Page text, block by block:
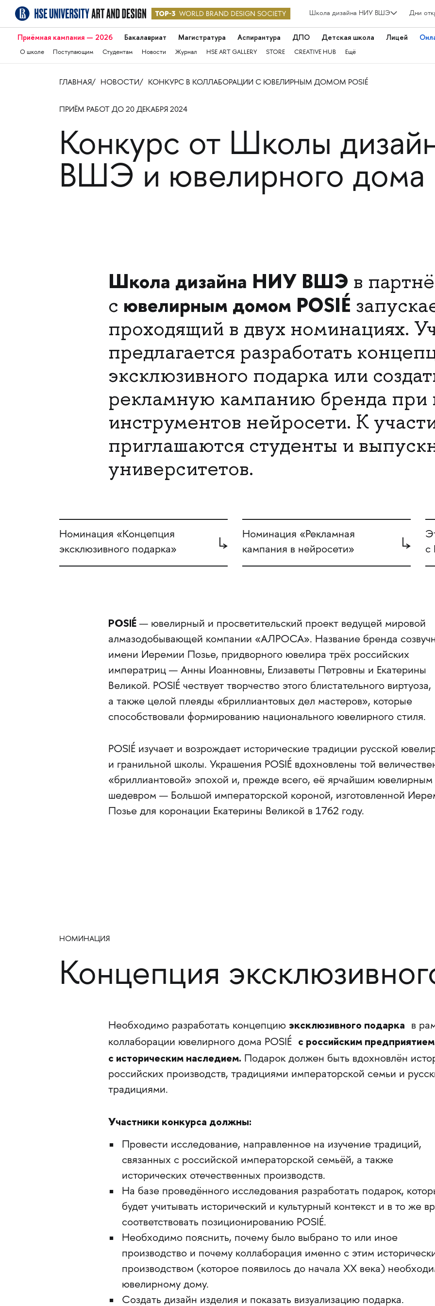
Школа дизайна НИУ ВШЭ Дни
Приёмная кампания — 2026 Бакалавриат Магистратура Аспирантура ДПО Детская школа Лицей
О школе Поступающим Студентам Новости Журнал HSE ART GALLERY STORE CREATIVE HUB Ещё
ГЛАВНАЯ НОВОСТИ КОНКУРС В КОЛЛАБОРАЦИИ С ЮВЕЛИРНЫМ ДОМОМ POSIÉ
ПРИЁМ РАБОТ ДО 20 ДЕКАБРЯ 2024
Конкурс от Школы
ВШЭ и ювелирного дома
Школа дизайна НИУ ВШЭ в
с ювелирным домом POSIÉ
проходящий в двух номинациях.
предлагается разработать
эксклюзивного подарка или
рекламную кампанию бренда
инструментов нейросети. К
приглашаются студенты и
университетов.
Номинация «Концепция
эксклюзивного подарка»
Номинация «Рекламная
кампания в нейросети»
с
POSIÉ— ювелирный и просветительский проект ведущей мировой
алмазодобывающей компании «АЛРОСА». Название бренда
имени Иеремии Позье, придворного ювелира трёх российских
императриц — Анны Иоанновны, Елизаветы Петровны и Екатерины
Великой. POSIÉ чествует творчество этого блистательного виртуоза,
а также целой плеяды «бриллиантовых дел мастеров», которые
способствовали формированию национального ювелирного стиля.
POSIÉ изучает и возрождает исторические традиции русской
и гранильной школы. Украшения POSIÉ вдохновлены той
«бриллиантовой» эпохой и, прежде всего, её ярчайшим ювелирным
шедевром — Большой императорской короной, изготовленной
Позье для коронации Екатерины Великой в 1762 году.
НОМИНАЦИЯ
Концепция
Необходимо разработать концепцию эксклюзивного подарка в
коллаборации ювелирного дома POSIÉ с российским предприятием
с историческим наследием. Подарок должен быть вдохновлён
российских производств, традициями императорской семьи и
традициями.
Участники конкурса должны:
Провести исследование, направленное на изучение традиций,
связанных с российской императорской семьёй, а также
исторических отечественных производств.
На базе проведённого исследования разработать подарок,
будет учитывать исторический и культурный контекст и в то же
соответствовать позиционированию POSIÉ.
Необходимо пояснить, почему было выбрано то или иное
производство и почему коллаборация именно с этим
производством (которое появилось до начала XX века)
ювелирному дому.
Создать дизайн изделия и показать визуализацию подарка.